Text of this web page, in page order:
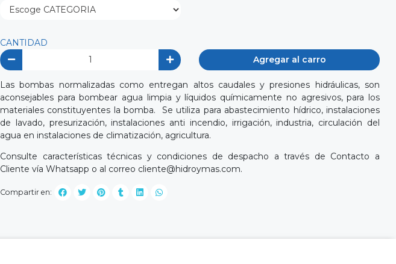
CANTIDAD
Agregar al carro
Las bombas normalizadas como entregan altos caudales y presiones hidráulicas, son
aconsejables para bombear agua limpia y líquidos químicamente no agresivos, para los
materiales constituyentes la bomba. Se utiliza para abastecimiento hídrico, instalaciones
de lavado, presurización, instalaciones anti incendio, irrigación, industria, circulación del
agua en instalaciones de climatización, agricultura.
Consulte características técnicas y condiciones de despacho a través de Contacto a
Cliente vía Whatsapp o al correo cliente@hidroymas.com.
Compartir en: